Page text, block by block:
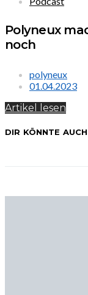
Polyneux
noch
polyneux
01.04.2023
Artikel lesen
DIR KÖNNTE